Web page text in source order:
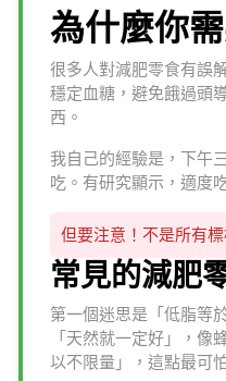
為什麼你
很多人對減肥零食有誤
穩定血糖，避免餓過頭
西。
我自己的經驗是，下午
吃。有研究顯示，適度
但要注意！不是所有
常見的減肥
第一個迷思是「低脂等
「天然就一定好」，
以不限量」，這點最可